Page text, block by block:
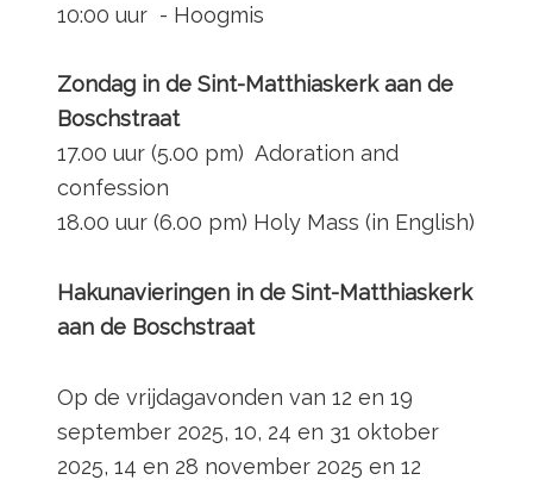
10:00 uur - Hoogmis
Zondag in de Sint-Matthiaskerk aan de
Boschstraat
17.00 uur (5.00 pm) Adoration and
confession
18.00 uur (6.00 pm) Holy Mass (in English)
Hakunavieringen in de Sint-Matthiaskerk
aan de Boschstraat
Op de vrijdagavonden van 12 en 19
september 2025, 10, 24 en 31 oktober
2025, 14 en 28 november 2025 en 12